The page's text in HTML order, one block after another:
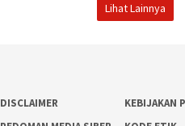
Lihat Lainnya
DISCLAIMER
KEBIJAKAN